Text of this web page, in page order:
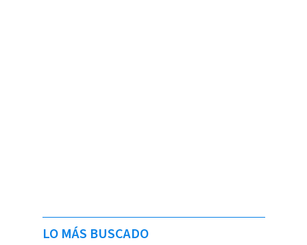
LO MÁS BUSCADO